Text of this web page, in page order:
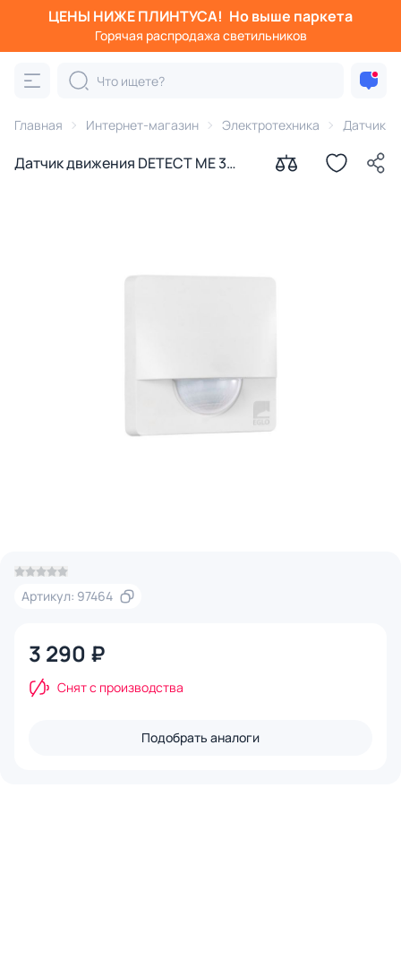
ЦЕНЫ НИЖЕ ПЛИНТУСА! Но выше паркета
Горячая распродажа светильников
Главная Интернет-магазин Электротехника Датчики
Датчик движения DETECT ME 3
Артикул: 97464
3 290 ₽
Снят с производства
Подобрать аналоги